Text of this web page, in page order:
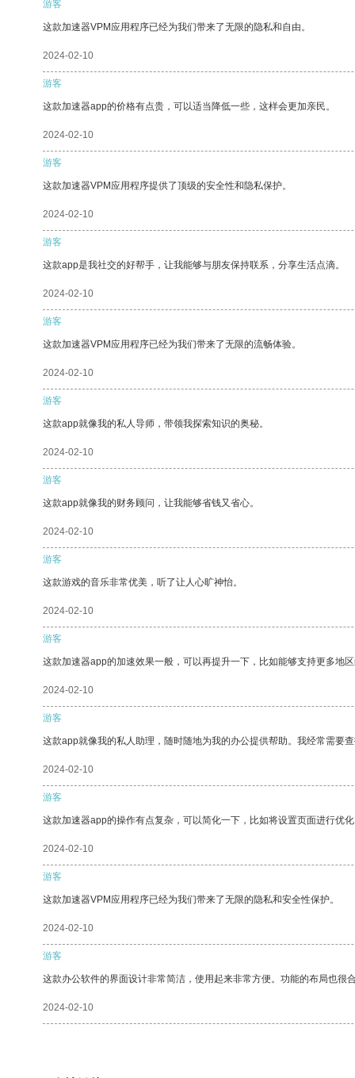
游客
这款加速器VPM应用程序已经为我们带来了无限的隐私和自由。
2024-02-10
游客
这款加速器app的价格有点贵，可以适当降低一些，这样会更加亲民。
2024-02-10
游客
这款加速器VPM应用程序提供了顶级的安全性和隐私保护。
2024-02-10
游客
这款app是我社交的好帮手，让我能够与朋友保持联系，分享生活点滴。
2024-02-10
游客
这款加速器VPM应用程序已经为我们带来了无限的流畅体验。
2024-02-10
游客
这款app就像我的私人导师，带领我探索知识的奥秘。
2024-02-10
游客
这款app就像我的财务顾问，让我能够省钱又省心。
2024-02-10
游客
这款游戏的音乐非常优美，听了让人心旷神怡。
2024-02-10
游客
这款加速器app的加速效果一般，可以再提升一下，比如能够支持更多地区
2024-02-10
游客
这款app就像我的私人助理，随时随地为我的办公提供帮助。我经常需要
2024-02-10
游客
这款加速器app的操作有点复杂，可以简化一下，比如将设置页面进行优化
2024-02-10
游客
这款加速器VPM应用程序已经为我们带来了无限的隐私和安全性保护。
2024-02-10
游客
这款办公软件的界面设计非常简洁，使用起来非常方便。功能的布局也很
2024-02-10